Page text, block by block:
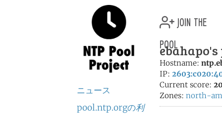
ニュース
pool.ntp.orgの利
join the
pool
Hostname:
IP:
Current score:
Zones: north-